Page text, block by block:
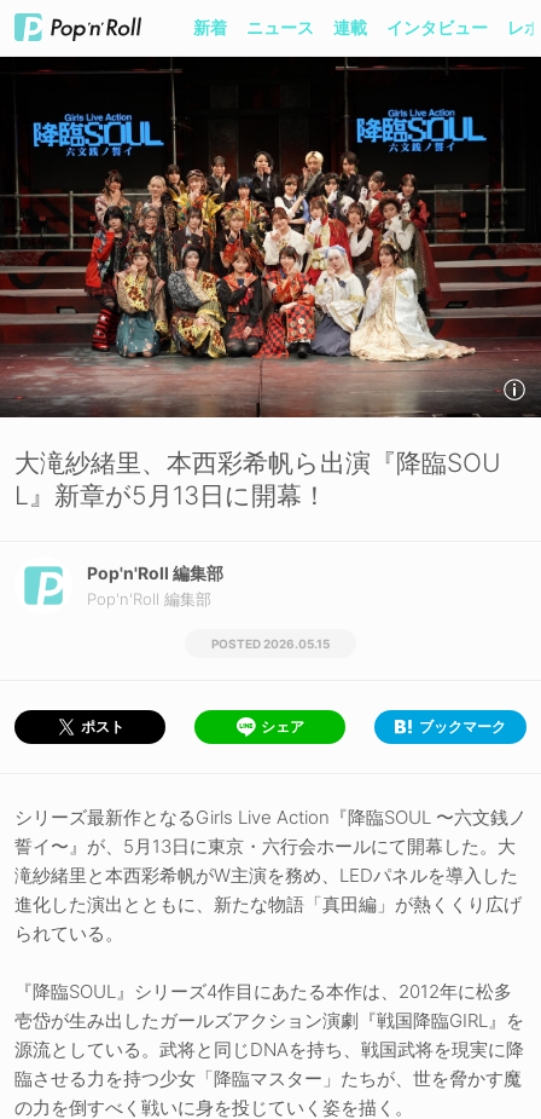
新着 ニュース 連載 インタビュー レ
大滝紗緒里、本西彩希帆ら出演『降臨SOU
L』新章が5月13日に開幕！
Pop'n'Roll 編集部
Pop'n'Roll 編集部
2026.05.15
ポスト シェア ブックマーク
シリーズ最新作となるGirls Live Action『降臨SOUL 〜六文銭ノ
誓イ〜』が、5月13日に東京・六行会ホールにて開幕した。大
滝紗緒里と本西彩希帆がW主演を務め、LEDパネルを導入した
進化した演出とともに、新たな物語「真田編」が熱くくり広げ
られている。
『降臨SOUL』シリーズ4作目にあたる本作は、2012年に松多
壱岱が生み出したガールズアクション演劇『戦国降臨GIRL』を
源流としている。武将と同じDNAを持ち、戦国武将を現実に降
臨させる力を持つ少女「降臨マスター」たちが、世を脅かす魔
の力を倒すべく戦いに身を投じていく姿を描く。